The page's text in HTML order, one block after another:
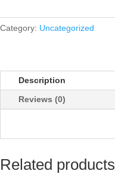
القراءة
تخفيض
quantity
Category: Uncategorized
Description
Reviews (0)
Related products